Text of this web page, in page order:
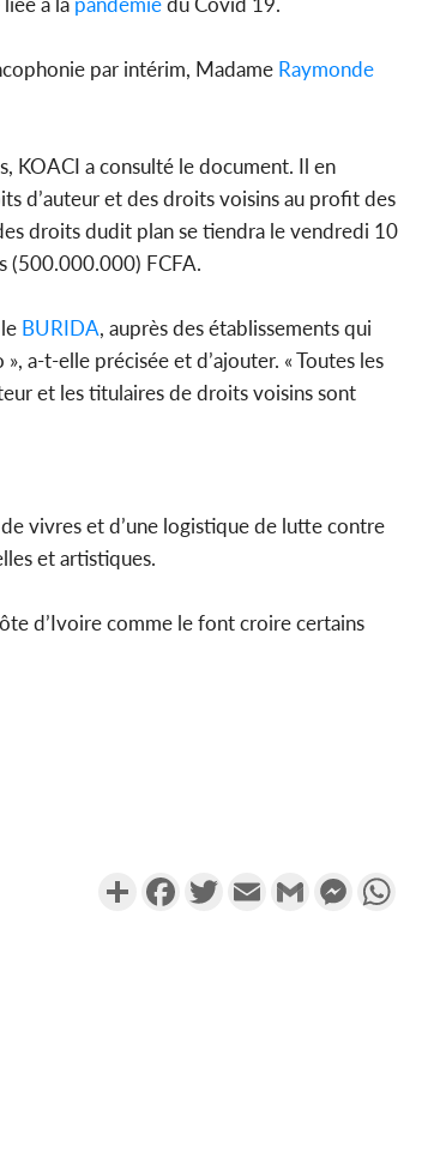
par intérim, Madame Raymonde
KOACI a consulté le document. Il en
d’auteur et des droits voisins au profit des
droits dudit plan se tiendra le vendredi 10
(500.000.000) FCFA.
BURIDA, auprès des établissements qui
a-t-elle précisée et d’ajouter. « Toutes les
et les titulaires de droits voisins sont
vivres et d’une logistique de lutte contre
et artistiques.
d’Ivoire comme le font croire certains
PartagerFacebookTwitterEmail Gmail Messenger